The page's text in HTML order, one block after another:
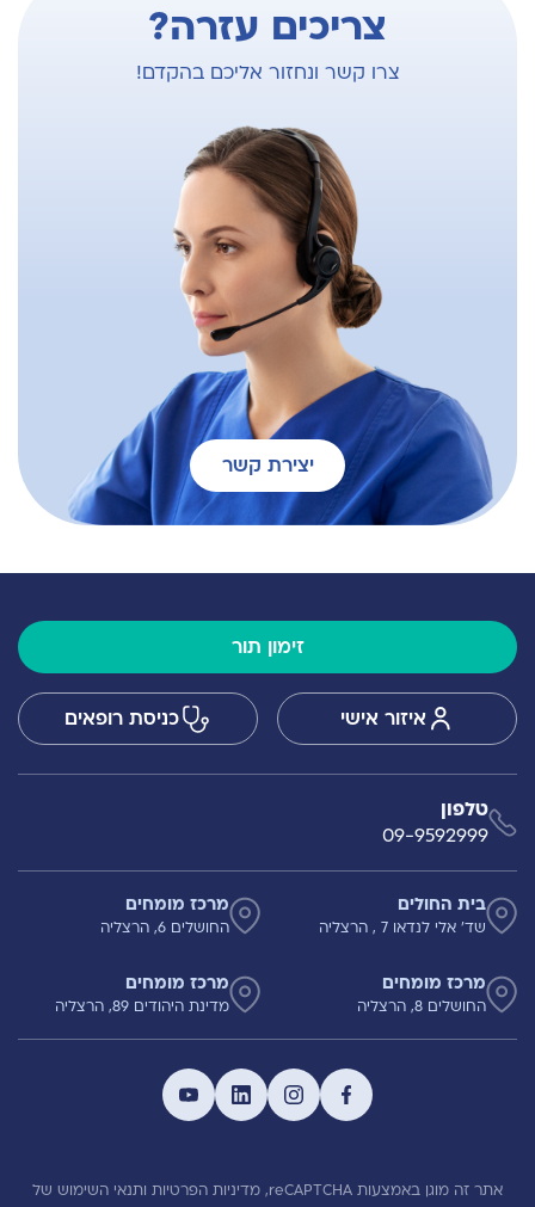
צריכים עזרה?
צרו קשר ונחזור אליכם בהקדם!
יצירת קשר
זימון תור
איזור אישי כניסת רופאים
טלפון
09-9592999
בית החולים
שד' אלי לנדאו 7 , הרצליה
מרכז מומחים
החושלים 6, הרצליה
מרכז מומחים
החושלים 8, הרצליה
מרכז מומחים
מדינת היהודים 89, הרצליה
אתר זה מוגן באמצעות reCAPTCHA, מדיניות הפרטיות ותנאי השימוש של